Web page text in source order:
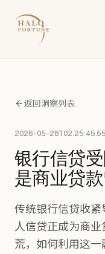
返回洞察列表
2026-05-
银行信贷
是商业贷
传统银行信贷收
人信贷正成为商
荒，如何利用这一